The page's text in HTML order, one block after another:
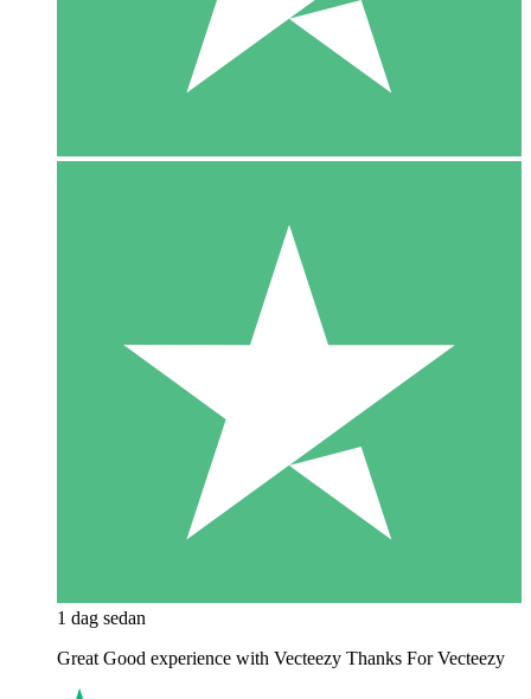
1 dag sedan
Great Good experience with Vecteezy Thanks For Vecteezy